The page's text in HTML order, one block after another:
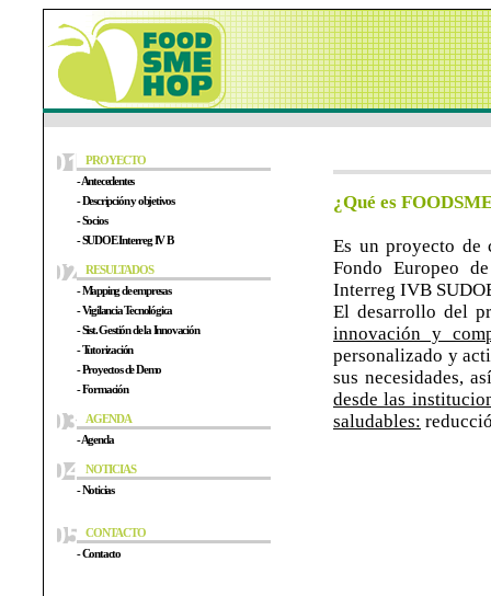
PROYECTO
- Antecedentes
- Descripción y objetivos
- Socios
- SUDOE Interreg IV B
RESULTADOS
- Mapping de empresas
- Vigilancia Tecnológica
- Sist. Gestión de la Innovación
- Tutorización
- Proyectos de Demo
- Formación
AGENDA
- Agenda
NOTICIAS
- Noticias
CONTACTO
- Contacto
¿Qué es
Es un proyecto de
Fondo Europeo
Interreg IVB
El desarrollo del
innovación y
personalizado y
sus necesidades,
desde las
saludables: